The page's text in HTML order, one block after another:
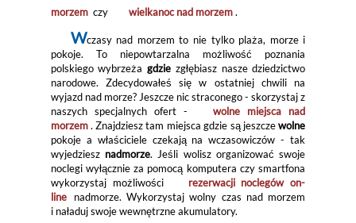
morzem czy wielkanoc nad morzem .
Wczasy nad morzem to nie tylko plaża, morze i
pokoje. To niepowtarzalna możliwość poznania
polskiego wybrzeżagdzie zgłębiasz nasze dziedzictwo
narodowe. Zdecydowałeś się w ostatniej chwili na
wyjazd nad morze? Jeszcze nic straconego - skorzystaj z
naszych specjalnych ofert -
wolne miejsca nad
morzem . Znajdziesz tam miejsca gdzie są jeszczewolne
pokoje a właściciele czekają na wczasowiczów - tak
wyjedziesz nadmorze. Jeśli wolisz organizować swoje
noclegi wyłącznie za pomocą komputera czy smartfona
wykorzystaj możliwości
rezerwacji noclegów on-
line
nadmorze. Wykorzystaj wolny czas nad morzem
i naładuj swoje wewnętrzne akumulatory.